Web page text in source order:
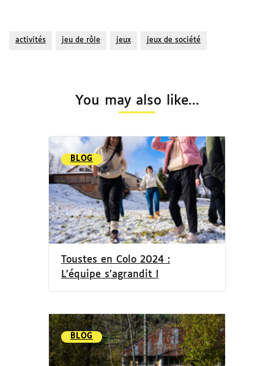
activités jeu de rôle jeux jeux de société
You may also like...
BLOG
Toustes en Colo 2024 :
L’équipe s’agrandit !
BLOG